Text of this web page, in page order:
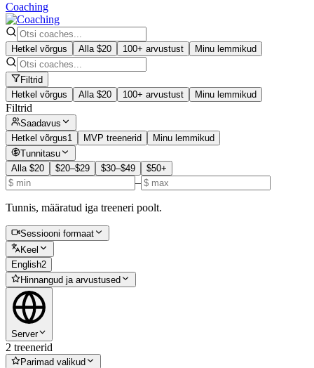
Coaching
Hetkel võrgus Alla $20 100+ arvustust Minu lemmikud
Filtrid
Hetkel võrgus
Alla $20 100+ arvustust Minu lemmikud
Filtrid
Saadavus
Hetkel võrgus1 MVP treenerid
Minu lemmikud
Tunnitasu
Alla $20
$20–$29 $30–$49 $50+
–
Tunnis, määratud iga treeneri poolt.
Sessiooni formaat
Keel
English2
Hinnangud ja arvustused
Server
2 treenerid
Parimad valikud